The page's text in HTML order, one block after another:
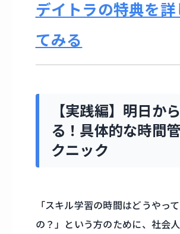
デイトラの特典を詳
てみる
【実践編】明日か
る！具体的な時間
クニック
「スキル学習の時間はどうやっ
の？」という方のために、社会